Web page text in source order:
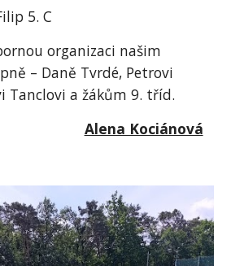
5. C
organizaci našim
– Daně Tvrdé, Petrovi
Tanclovi a žákům 9. tříd.
Alena Kociánová